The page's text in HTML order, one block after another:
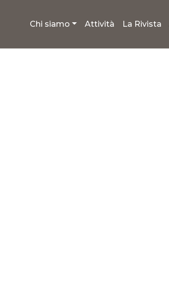
Chi siamo Attività La Rivista